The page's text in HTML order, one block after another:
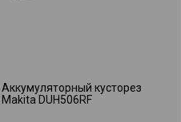
Аккумуляторный кусторез
Makita DUH506RF